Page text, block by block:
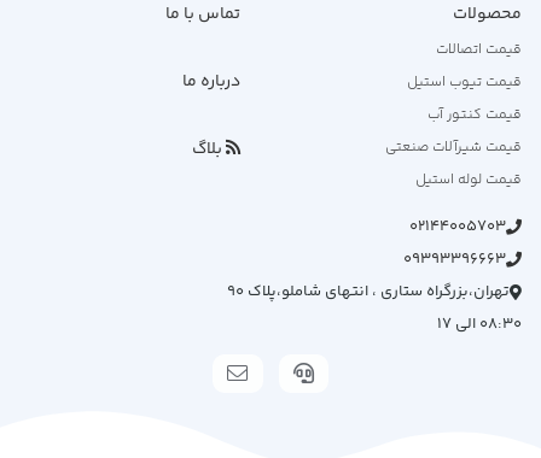
محصولات
قیمت اتصالات
قیمت تیوب استیل
قیمت کنتور آب
قیمت شیرآلات صنعتی
قیمت لوله استیل
تماس با ما
درباره ما
بلاگ
02144005703
09393396663
تهران،بزرگراه ستاری ، انتهای شاملو،پلاک 90
08:30 الی 17